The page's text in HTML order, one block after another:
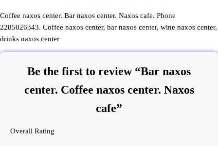
Coffee naxos center. Bar naxos center. Naxos cafe. Phone
2285026343. Coffee naxos center, bar naxos center, wine naxos center,
drinks naxos center
Be the first to review “Bar naxos
center. Coffee naxos center. Naxos
cafe”
Overall Rating